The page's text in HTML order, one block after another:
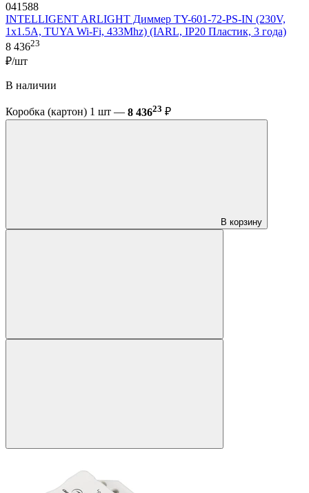
041588
INTELLIGENT ARLIGHT Диммер TY-601-72-PS-IN (230V,
1x1.5A, TUYA Wi-Fi, 433Mhz) (IARL, IP20 Пластик, 3 года)
8 43623
₽/шт
В наличии
Коробка (картон) 1 шт — 8 43623 ₽
В корзину